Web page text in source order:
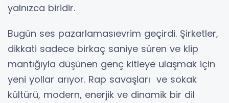
yalnızca biridir.
Bugün ses pazarlamasıevrim geçirdi. Şirketler,
dikkati sadece birkaç saniye süren ve klip
mantığıyla düşünen genç kitleye ulaşmak için
yeni yollar arıyor. Rap savaşları ve sokak
kültürü, modern, enerjik ve dinamik bir dil